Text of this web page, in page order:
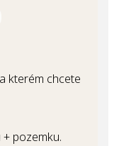
kterém chcete
pozemku.